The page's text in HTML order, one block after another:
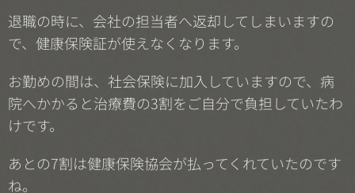
退職の時に、会社の担当者へ返却してしまいますの
で、健康保険証が使えなくなります。
お勤めの間は、社会保険に加入していますので、病
院へかかると治療費の3割をご自分で負担していたわ
けです。
あとの7割は健康保険協会が払ってくれていたのです
ね。